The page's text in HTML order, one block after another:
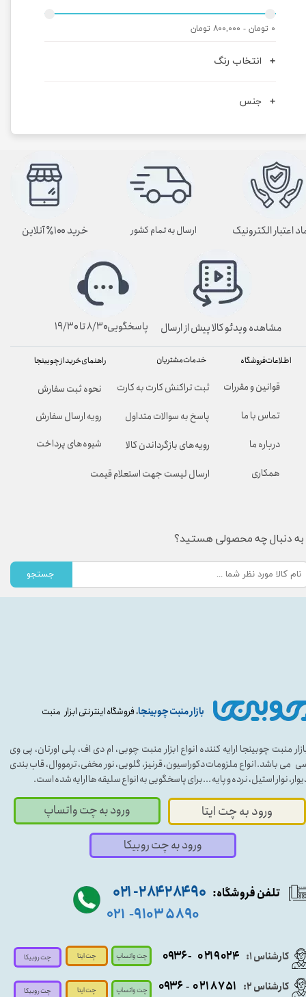
۰ تومان - ۸۰۰,۰۰۰ تومان
انتخاب رنگ
جنس
بازار منبت چوبینجا، فروشگاه اینترنتی ابزار منبت
منبت چوبینجا ارایه کننده انواع ابزار منبت چوبی، ام دی اف، پلی اورتان، پی وی
می باشد. انواع ملزومات دکوراسیون، قرنیز، گلویی، نور مخفی، ترمووال، قاب بندی
نوار استیل، نرده و پایه ...برای پاسخگویی به انواع سلیقه ها ارایه شده است.
کارشناس ۱: ۰۲۱۹۰۲۴ - ۰۹۳۶
ورود به چت ایتا ورود به چت واتساپ
تلفن فروشگاه: ۹۰ ۲۸۴ ۲۸۴- ۰۲۱
۵۸۹۰ ۹۱۰۳ -۰۲۱
کارشناس ۲: ۰۲۱۸۷۵۱ - ۰۹۳۶
ورود به چت روبیکا
چت واتساپ
چت واتساپ
چت ایتا
چت ایتا
چت روبیکا
چت روبیکا
راهنمای خرید از چوبینجا
نحوه ثبت سفارش
رویه ارسال سفارش
شیوه‌های پرداخت
خدمات مشتریان
ثبت تراکنش کارت به کارت
پاسخ به سوالات متداول
رویه‌های بازگرداندن کالا
ارسال لیست جهت استعلام قیمت
اطلاعات فروشگاه
قوانین و مقررات
تماس با ما
درباره ما
همکاری
به دنبال چه محصولی هستید؟
جستجو
ارسال به تمام کشور
پاسخگویی۸/۳۰ تا ۱۹/۳۰
اعتبار الکترونیک خرید ۱۰۰٪ آنلاین
مشاهده ویدئو کالا پیش از ارسال